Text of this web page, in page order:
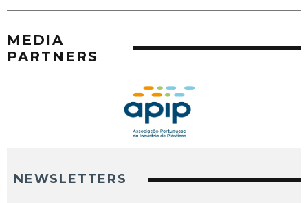
MEDIA
PARTNERS
NEWSLETTERS